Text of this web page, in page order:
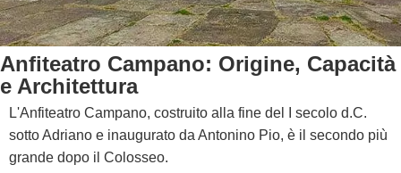
Anfiteatro Campano: Origine, Capacità
e Architettura
L'Anfiteatro Campano, costruito alla fine del I secolo d.C.
sotto Adriano e inaugurato da Antonino Pio, è il secondo più
grande dopo il Colosseo.